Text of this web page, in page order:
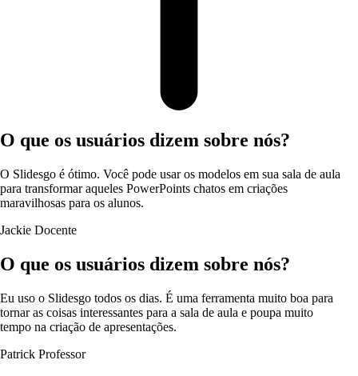
O que os usuários dizem sobre nós?
O Slidesgo é ótimo. Você pode usar os modelos em sua sala de aula
para transformar aqueles PowerPoints chatos em criações
maravilhosas para os alunos.
Jackie Docente
O que os usuários dizem sobre nós?
Eu uso o Slidesgo todos os dias. É uma ferramenta muito boa para
tornar as coisas interessantes para a sala de aula e poupa muito
tempo na criação de apresentações.
Patrick Professor